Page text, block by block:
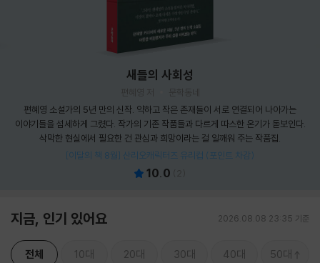
새들의 사회성
편혜영 소설가의 5년 만의 신작. 약하고 작은 존재들이 서로 연결되어 나아가는
이야기들을 섬세하게 그렸다. 작가의 기존 작품들과 다르게 따스한 온기가 돋보인다.
삭막한 현실에서 필요한 건 관심과 희망이라는 걸 일깨워 주는 작품집.
[이달의 책 8월] 산리오캐릭터즈 유리컵 (포인트 차감)
10.0
지금, 인기 있어요 2026.08.08 23:35 기준
전체 10대 20대 30대 40대 50대